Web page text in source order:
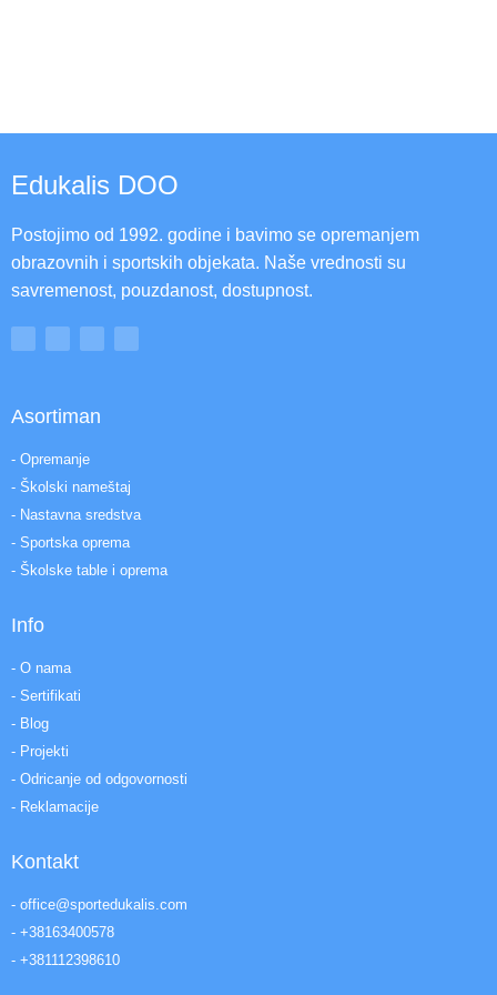
Edukalis DOO
Postojimo od 1992. godine i bavimo se opremanjem
obrazovnih i sportskih objekata. Naše vrednosti su
savremenost, pouzdanost, dostupnost.
Asortiman
- Opremanje
- Školski nameštaj
- Nastavna sredstva
- Sportska oprema
- Školske table i oprema
Info
- O nama
- Sertifikati
- Blog
- Projekti
- Odricanje od odgovornosti
- Reklamacije
Kontakt
- office@sportedukalis.com
- +38163400578
- +381112398610